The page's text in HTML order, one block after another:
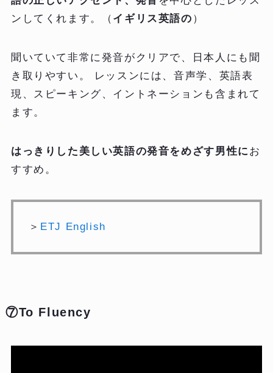
ンしてくれます。（ イギリス英語の ）
聞いていて非常に発音がクリアで、日本人にも聞
き取りやすい。 レッスンには、音声学、英語表
現、スピーキング、イントネーションも含まれて
ます。
はっきりした美しい英語の発音をめざす男性に お
すすめ。
＞ ETJ English
⑦To Fluency